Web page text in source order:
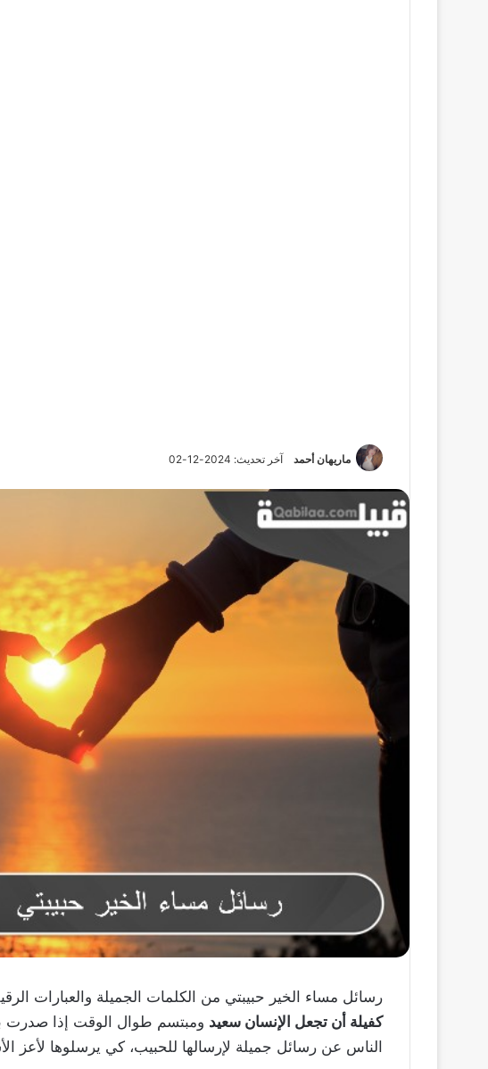
ماريهان أحمد آخر تحديث: 2024-12-02
رسائل مساء الخير حبيبتي من الكلمات الجميلة والعبارات
كفيلة أن تجعل الإنسان سعيد ومبتسم طوال الوقت إذا صدرت
الناس عن رسائل جميلة لإرسالها للحبيب، كي يرسلوها لأعز